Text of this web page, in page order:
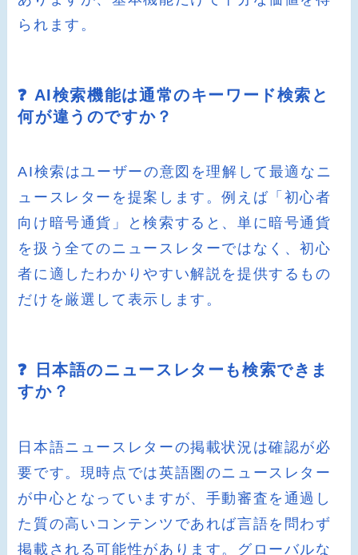
られます。
❓ AI検索機能は通常のキーワード検索と
何が違うのですか？
AI検索はユーザーの意図を理解して最適なニ
ュースレターを提案します。例えば「初心者
向け暗号通貨」と検索すると、単に暗号通貨
を扱う全てのニュースレターではなく、初心
者に適したわかりやすい解説を提供するもの
だけを厳選して表示します。
❓ 日本語のニュースレターも検索できま
すか？
日本語ニュースレターの掲載状況は確認が必
要です。現時点では英語圏のニュースレター
が中心となっていますが、手動審査を通過し
た質の高いコンテンツであれば言語を問わず
掲載される可能性があります。グローバルな